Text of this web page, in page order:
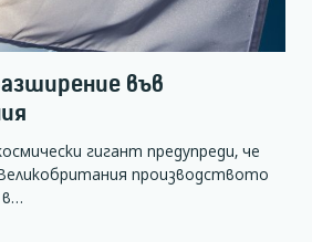
във
гигант предупреди, че
производството
в…